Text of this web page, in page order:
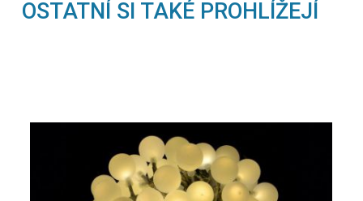
OSTATNÍ SI TAKÉ PROHLÍŽEJÍ